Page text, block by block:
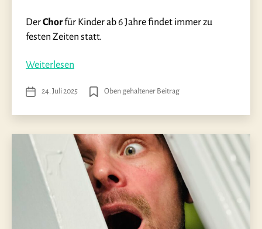
DerChorfür Kinder ab 6 Jahre findet immer zu
festen Zeiten statt.
Weiterlesen
Ahoi““
Veröffentlichungsdatum
24. Juli 2025 Oben gehaltener Beitrag